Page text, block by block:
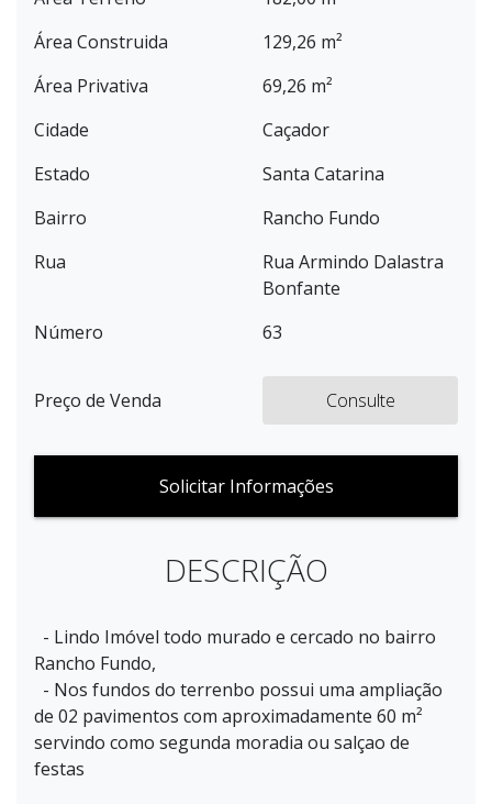
Área Construida
129,26 m²
Área Privativa
69,26 m²
Cidade
Caçador
Estado
Santa Catarina
Bairro
Rancho Fundo
Rua
Rua Armindo Dalastra
Bonfante
Número
63
Preço de Venda Consulte
Solicitar Informações
DESCRIÇÃO
- Lindo Imóvel todo murado e cercado no bairro
Rancho Fundo,
- Nos fundos do terrenbo possui uma ampliação
de 02 pavimentos com aproximadamente 60 m²
servindo como segunda moradia ou salçao de
festas